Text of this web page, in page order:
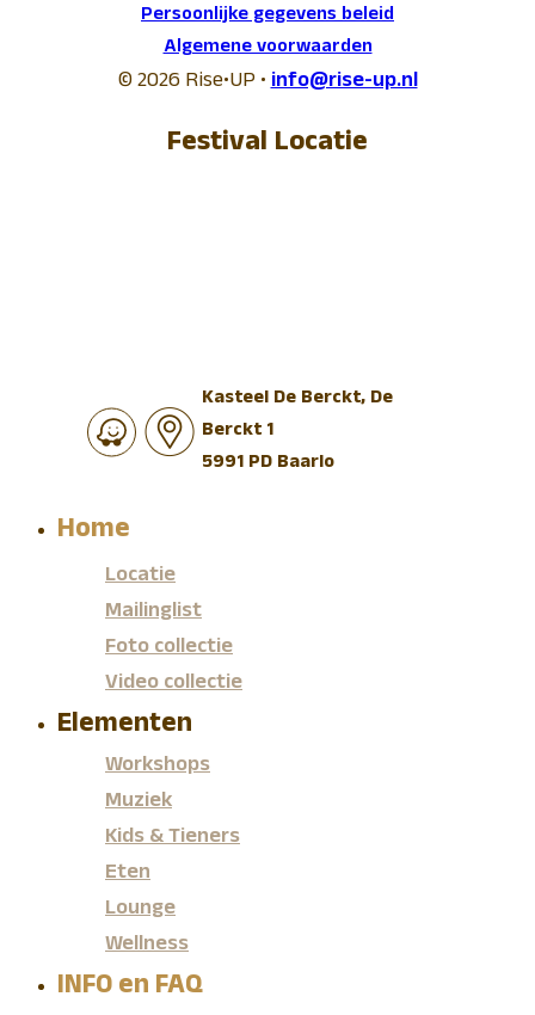
Persoonlijke gegevens beleid
Algemene voorwaarden
© 2026 Rise•UP •info@rise-up.nl
Festival Locatie
Kasteel De Berckt, De
Berckt 1
5991 PD Baarlo
Home
Locatie
Mailinglist
Foto collectie
Video collectie
Elementen
Workshops
Muziek
Kids & Tieners
Eten
Lounge
Wellness
INFO en FAQ